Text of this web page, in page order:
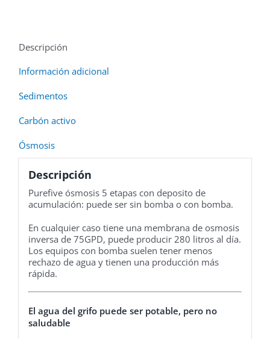
Descripción
Información adicional
Sedimentos
Carbón activo
Ósmosis
Descripción
Purefive ósmosis 5 etapas con deposito de
acumulación: puede ser sin bomba o con bomba.
En cualquier caso tiene una membrana de osmosis
inversa de 75GPD, puede producir 280 litros al día.
Los equipos con bomba suelen tener menos
rechazo de agua y tienen una producción más
rápida.
El agua del grifo puede ser potable, pero no
saludable